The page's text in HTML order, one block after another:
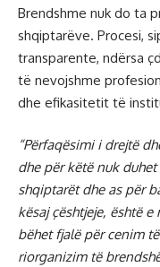
Brendshme nuk do ta
shqiptarëve. Procesi,
transparente, ndërsa
të nevojshme
dhe efikasitetit të
“Përfaqësimi i drejtë
dhe për këtë nuk
shqiptarët dhe as për
kësaj çështjeje, është
bëhet fjalë për cenim
riorganizim të